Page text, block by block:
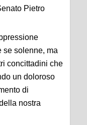
Pietro
se solenne, ma
concittadini che
un doloroso
di
nostra